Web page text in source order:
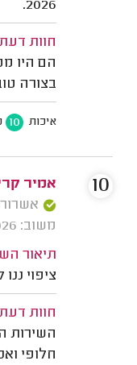
2026.
חוות
הם היו
בצורה
איכות 10
אמיר
אשרור: 01/05/
משוב: 20/01/2026
תיאור
ציפוי
חוות
השירות
חלופי
10